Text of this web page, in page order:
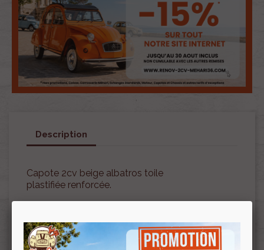
Description
Capote 2cv beige albatros toile
plastifiée renforcée.
fermeture/ouverture.